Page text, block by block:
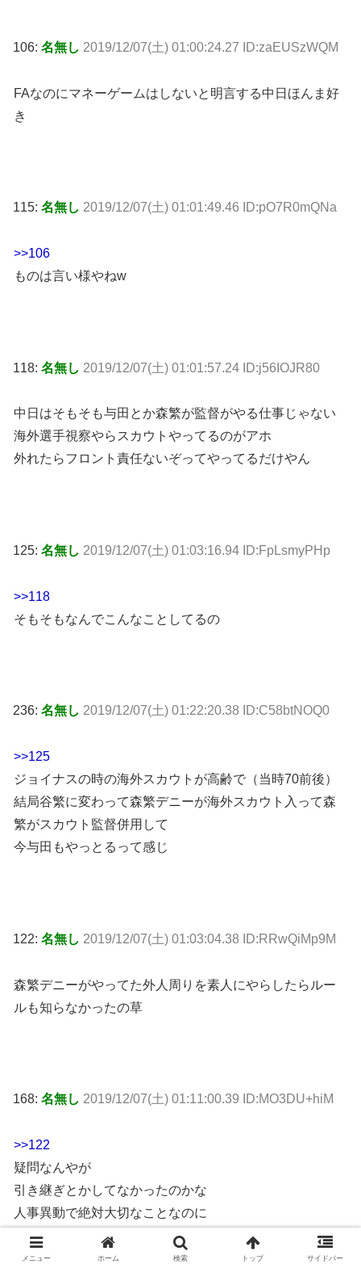
106: 名無し 2019/12/07(土) 01:00:24.27 ID:zaEUSzWQM
FAなのにマネーゲームはしないと明言する中日ほんま好
き
115: 名無し 2019/12/07(土) 01:01:49.46 ID:pO7R0mQNa
>>106
ものは言い様やねw
118: 名無し 2019/12/07(土) 01:01:57.24 ID:j56IOJR80
中日はそもそも与田とか森繁が監督がやる仕事じゃない
海外選手視察やらスカウトやってるのがアホ
外れたらフロント責任ないぞってやってるだけやん
125: 名無し 2019/12/07(土) 01:03:16.94 ID:FpLsmyPHp
>>118
そもそもなんでこんなことしてるの
236: 名無し 2019/12/07(土) 01:22:20.38 ID:C58btNOQ0
>>125
ジョイナスの時の海外スカウトが高齢で（当時70前後）
結局谷繁に変わって森繁デニーが海外スカウト入って森
繁がスカウト監督併用して
今与田もやっとるって感じ
122: 名無し 2019/12/07(土) 01:03:04.38 ID:RRwQiMp9M
森繁デニーがやってた外人周りを素人にやらしたらルー
ルも知らなかったの草
168: 名無し 2019/12/07(土) 01:11:00.39 ID:MO3DU+hiM
>>122
疑問なんやが
引き継ぎとかしてなかったのかな
人事異動で絶対大切なことなのに
メニュー ホーム 検索 トップ サイドバー